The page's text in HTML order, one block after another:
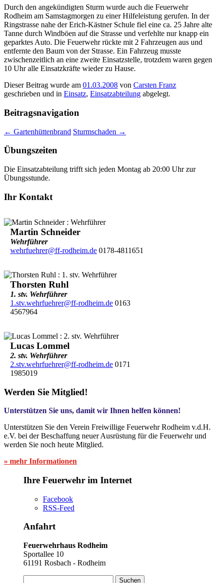
Durch den angekündigten Sturm wurde auch die Feuerwehr
Rodheim am Samstagmorgen zu einer Hilfeleistung gerufen. In der
Ringstrasse nahe der Erich-Kästner Schule fiel eine ca. 25 Jahre alte
Tanne durch Windböen auf die Strasse und verfehlte nur knapp ein
geparktes Auto. Die Feuerwehr rückte mit 2 Fahrzeugen aus und
entfernte den Baum von der Strasse. Ein Fahrzeug musste
zwischenzeitlich an eine zweite Einsatzstelle, trotzdem waren gegen
10 Uhr alle Einsatzkräfte wieder zu Hause.
Dieser Beitrag wurde am 01.03.2008 von Carsten Franz
geschrieben und in Einsatz, Einsatzabteilung abgelegt.
Beitragsnavigation
← Gartenhüttenbrand Sturmschaden →
Übungszeiten
Die Einsatzabteilung trifft sich jeden Montag ab 20:00 Uhr zur
Übungsstunde.
Ihr Kontakt
Martin Schneider
Wehrführer
wehrfuehrer@ff-rodheim.de0178-4811651
Thorsten Ruhl
1. stv. Wehrführer
1.stv.wehrfuehrer@ff-rodheim.de0163
4567964
Lucas Lommel
2. stv. Wehrführer
2.stv.wehrfuehrer@ff-rodheim.de0171
1985019
Werden Sie Mitglied!
Unterstützen Sie uns, damit wir Ihnen helfen können!
Unterstützen Sie den Verein Freiwillige Feuerwehr Rodheim v.d.H.
e.V. bei der Beschaffung neuer Ausrüstung für die Feuerwehr und
werden Sie noch heute Mitglied.
» mehr Informationen
Ihre Feuerwehr im Internet
Facebook
RSS-Feed
Anfahrt
Feuerwehrhaus Rodheim
Sportallee 10
61191 Rosbach - Rodheim